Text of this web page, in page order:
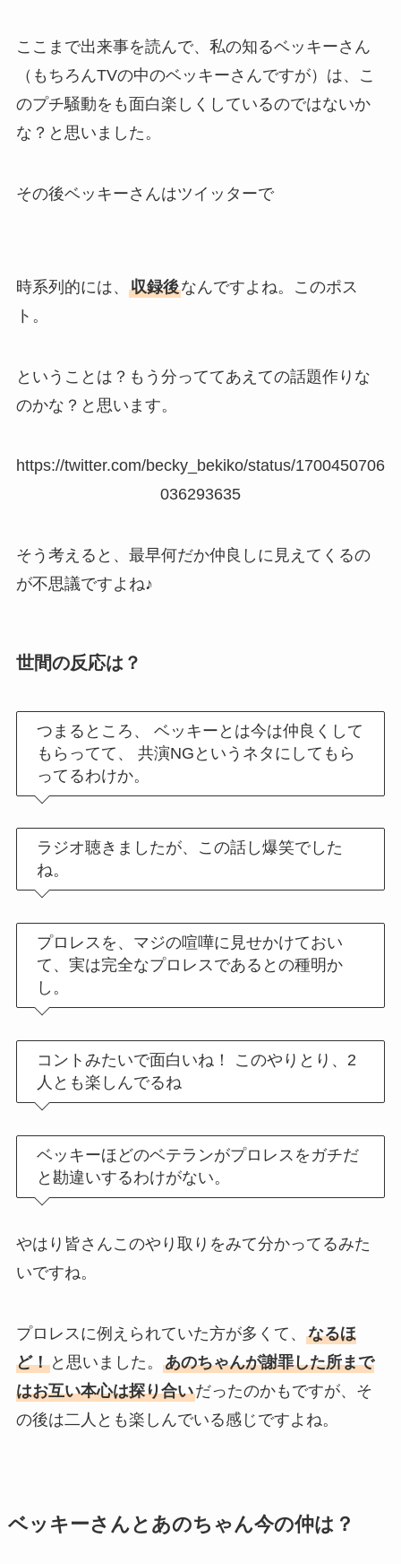
ここまで出来事を読んで、私の知るベッキーさん
（もちろんTVの中のベッキーさんですが）は、こ
のプチ騒動をも面白楽しくしているのではないか
な？と思いました。
その後ベッキーさんはツイッターで
時系列的には、 収録後なんですよね。このポス
ト。
ということは？もう分っててあえての話題作りな
のかな？と思います。
https://twitter.com/becky_bekiko/status/1700450706
036293635
そう考えると、最早何だか仲良しに見えてくるの
が不思議ですよね♪
世間の反応は？
つまるところ、 ベッキーとは今は仲良くして
もらってて、 共演NGというネタにしてもら
ってるわけか。
ラジオ聴きましたが、この話し爆笑でした
ね。
プロレスを、マジの喧嘩に見せかけておい
て、実は完全なプロレスであるとの種明か
し。
コントみたいで面白いね！ このやりとり、2
人とも楽しんでるね
ベッキーほどのベテランがプロレスをガチだ
と勘違いするわけがない。
やはり皆さんこのやり取りをみて分かってるみた
いですね。
プロレスに例えられていた方が多くて、 なるほ
ど！と思いました。 あのちゃんが謝罪した所まで
はお互い本心は探り合いだったのかもですが、そ
の後は二人とも楽しんでいる感じですよね。
ベッキーさんとあのちゃん今の仲は？